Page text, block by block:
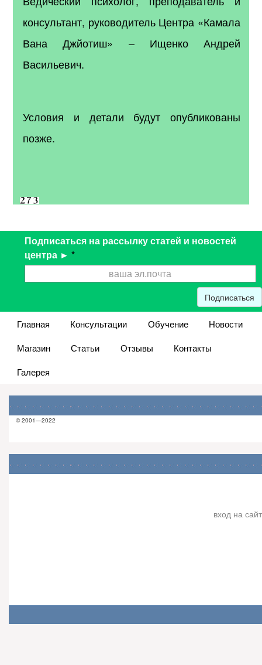
консультант, руководитель Центра «Камала
Вана Джйотиш» – Ищенко Андрей
Васильевич.
Условия и детали будут опубликованы
позже.
Подписаться на рассылку статей и новостей
центра ► *
Подписаться
Главная Консультации Обучение
Новости
Магазин
Статьи Отзывы
Контакты
Галерея
© 2001—2022
вход на сайт